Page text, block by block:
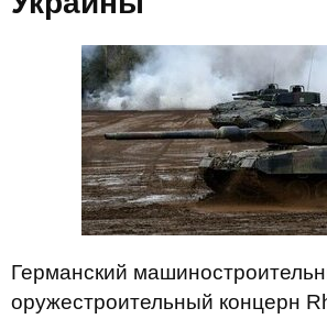
Германский
оружестроительный концерн